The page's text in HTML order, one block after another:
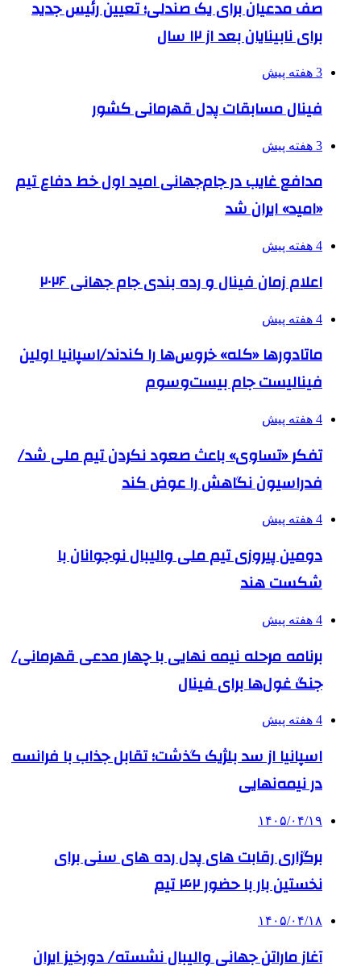
صف مدعیان برای یک صندلی؛ تعیین رئیس جدید
برای نابینایان بعد از ۱۲ سال
3 هفته پیش
فینال مسابقات پدل قهرمانی کشور
3 هفته پیش
مدافع غایب در جام‌جهانی امید اول خط دفاع تیم
«امید» ایران شد
4 هفته پیش
اعلام زمان فینال و رده بندی جام جهانی ۲۰۲۶
4 هفته پیش
ماتادورها «کله» خروس‌ها را کندند/اسپانیا اولین
فینالیست جام بیست‌وسوم
4 هفته پیش
تفکر «تساوی» باعث صعود نکردن تیم ملی شد/
فدراسیون نگاهش را عوض کند
4 هفته پیش
دومین پیروزی تیم ملی والیبال نوجوانان با
شکست هند
4 هفته پیش
برنامه مرحله نیمه نهایی با چهار مدعی قهرمانی/
جنگ غول‌ها برای فینال
4 هفته پیش
اسپانیا از سد بلژیک گذشت؛ تقابل جذاب با فرانسه
در نیمه‌نهایی
۱۴۰۵/۰۴/۱۹
برگزاری رقابت های پدل رده های سنی برای
نخستین بار با حضور ۴۲ تیم
۱۴۰۵/۰۴/۱۸
آغاز ماراتن جهانی والیبال نشسته/ دورخیز ایران